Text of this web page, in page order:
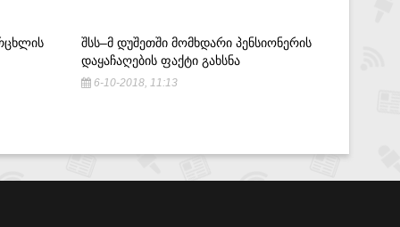
ᲨᲡᲡ–Მ ᲓᲣᲨᲔᲗᲨᲘ ᲛᲝᲛᲮᲓᲐᲠᲘ ᲞᲔᲜᲡᲘᲝᲜᲔᲠᲘᲡ
ᲓᲐᲧᲐᲩᲐᲦᲔᲑᲘᲡ ᲤᲐᲥᲢᲘ ᲒᲐᲮᲡᲜᲐ
6-10-2018, 11:13